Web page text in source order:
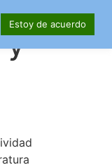
y
Estoy de acuerdo